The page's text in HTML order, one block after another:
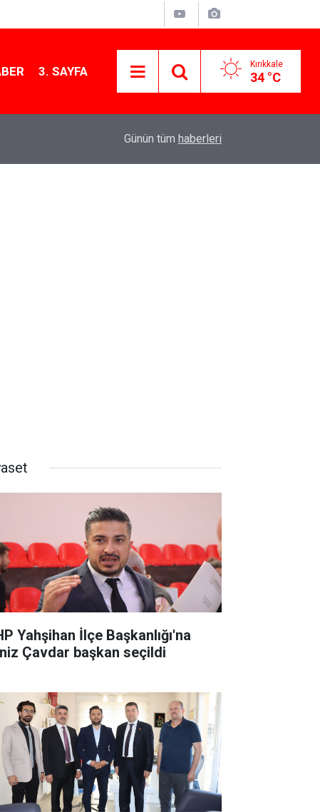
3. SAYFA Kırıkkale
34 °C
MKE’nin Yerli Savunma Teknolojileri Dünya
Günün tüm haberleri
Yahşihan İlçe Başkanlığı'na
Çavdar başkan seçildi